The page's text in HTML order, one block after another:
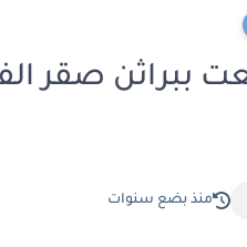
منذ بضع سنوات